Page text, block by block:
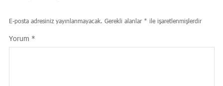
E-posta adresiniz yayınlanmayacak. Gerekli alanlar * ile işaretlenmişlerdir
Yorum *